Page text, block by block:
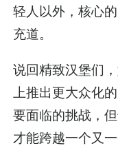
轻人以外，核心
充道。
说回精致汉堡们
上推出更大众化
要面临的挑战，
才能跨越一个又